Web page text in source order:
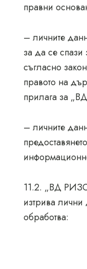
правни
– личните
за да се
съгласно
правото на
прилага за
– личните
11.2. „ВД
изтрива
обработва: